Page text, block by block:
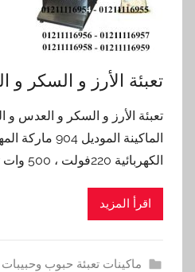
تعبئة الأرز و السكر و
تعبئة الأرز و السكر و العدس
الماكينة
الكهربائية 220فولت ، 500 وات تقريبي دقة التعبئة
اقرأ المزيد
ماكينات تعبئة حبوب وحبيبات